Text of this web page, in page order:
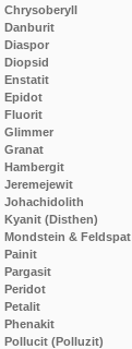
Chrysoberyll
Danburit
Diaspor
Diopsid
Enstatit
Epidot
Fluorit
Glimmer
Granat
Hambergit
Jeremejewit
Johachidolith
Kyanit (Disthen)
Mondstein & Feldspat
Painit
Pargasit
Peridot
Petalit
Phenakit
Pollucit (Polluzit)